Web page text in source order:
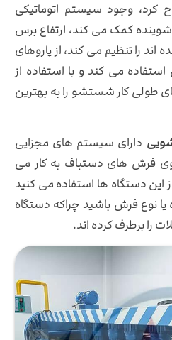
کرد، وجود سیستم اتوماتیکی
کمک می کند، ارتفاع برس
را تنظیم می کند، از پاروهای
می کند و با استفاده از
کار شستشو را به بهترین
دارای سیستم های مجزایی
فرش های دستباف به کار می
این دستگاه ها استفاده می کنید
یا نوع فرش باشید چراکه دستگاه
را برطرف کرده اند.